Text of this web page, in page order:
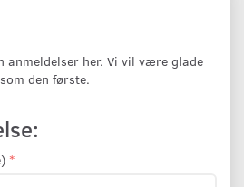
anmeldelser her. Vi vil være glade
den første.